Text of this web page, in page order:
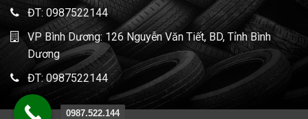
ĐT: 0987522144
VP Bình Dương: 126 Nguyễn Văn Tiết, BD, Tỉnh Bình
Dương
ĐT: 0987522144
0987.522.144